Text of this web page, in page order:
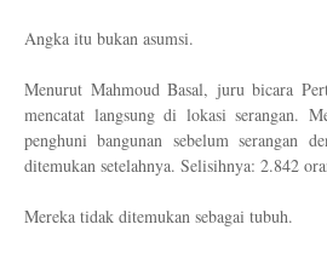
Angka itu bukan asumsi.
Menurut Mahmoud Basal, juru bicara
mencatat langsung di lokasi serangan.
penghuni bangunan sebelum serangan
ditemukan setelahnya. Selisihnya: 2.842
Mereka tidak ditemukan sebagai tubuh.